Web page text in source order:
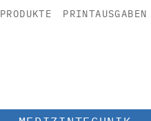
PRODUKTE PRINTAUSGABEN